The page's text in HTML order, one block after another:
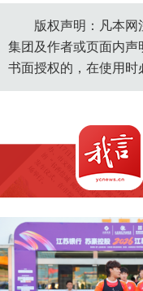
版权声明：凡本网
集团及作者或页面内
书面授权的，在使用时